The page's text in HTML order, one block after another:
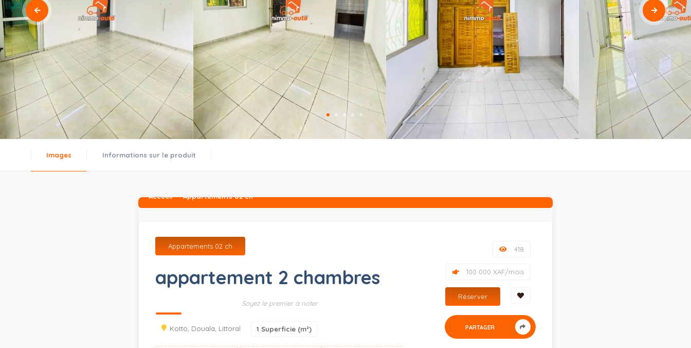
Images Informations sur le produit
Accueil Appartements 02 ch
Appartements 02 ch
appartement 2 chambres
Soyez le premier à noter
Kotto, Douala, Littoral 1 Superficie (m²)
418
100 000 XAF/mois
Réserver
PARTAGER